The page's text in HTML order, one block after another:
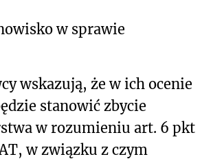
w sprawie
wskazują, że w ich ocenie
stanowić zbycie
w rozumieniu art. 6 pkt
w związku z czym